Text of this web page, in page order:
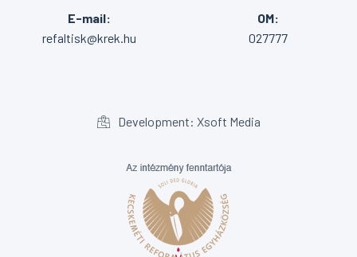
E-mail:
refaltisk@krek.hu
OM:
027777
Development: Xsoft Media